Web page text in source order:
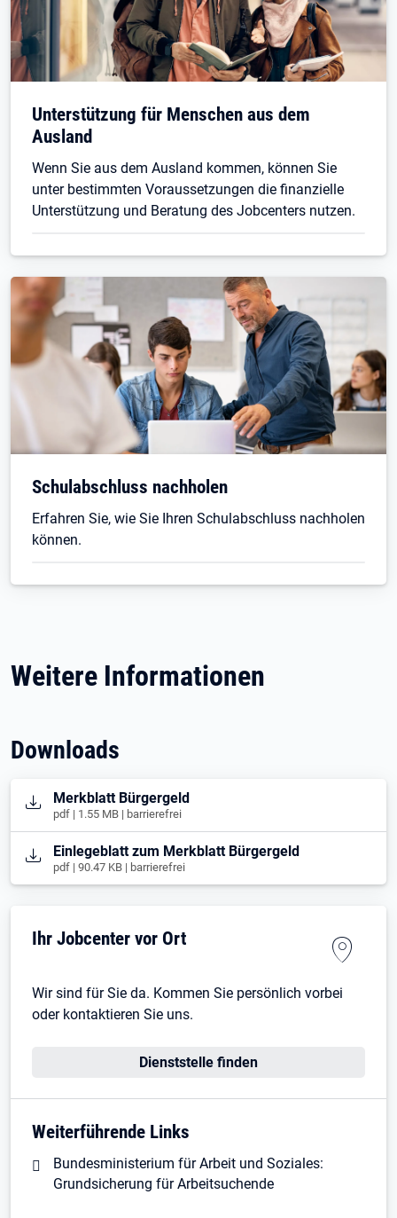
Unterstützung für Menschen aus dem
Ausland
Wenn Sie aus dem Ausland kommen, können Sie
unter bestimmten Voraussetzungen die finanzielle
Unterstützung und Beratung des Jobcenters nutzen.
Schulabschluss nachholen
Erfahren Sie, wie Sie Ihren Schulabschluss nachholen
können.
Weitere Informationen
Downloads
Öffnet in neuem Tab
Merkblatt Bürgergeld
pdf | 1.55 MB | barrierefrei
Öffnet in neuem Tab
Einlegeblatt zum Merkblatt Bürgergeld
pdf | 90.47 KB | barrierefrei
Ihr Jobcenter vor Ort
Wir sind für Sie da. Kommen Sie persönlich vorbei
oder kontaktieren Sie uns.
Dienststelle finden
Weiterführende Links
Bundesministerium für Arbeit und Soziales:
Grundsicherung für Arbeitsuchende